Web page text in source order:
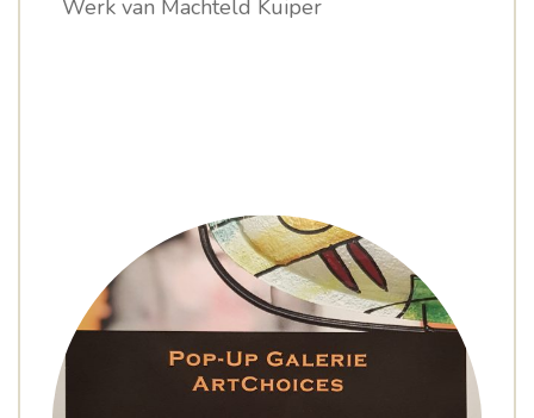
Werk van Machteld Kuiper